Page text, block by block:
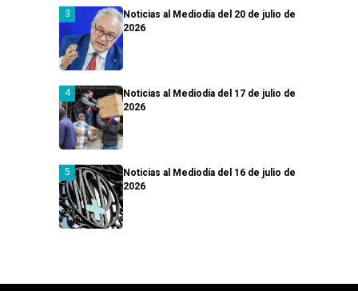
Noticias al Mediodía del 20 de julio de
2026
Noticias al Mediodía del 17 de julio de
2026
Noticias al Mediodía del 16 de julio de
2026